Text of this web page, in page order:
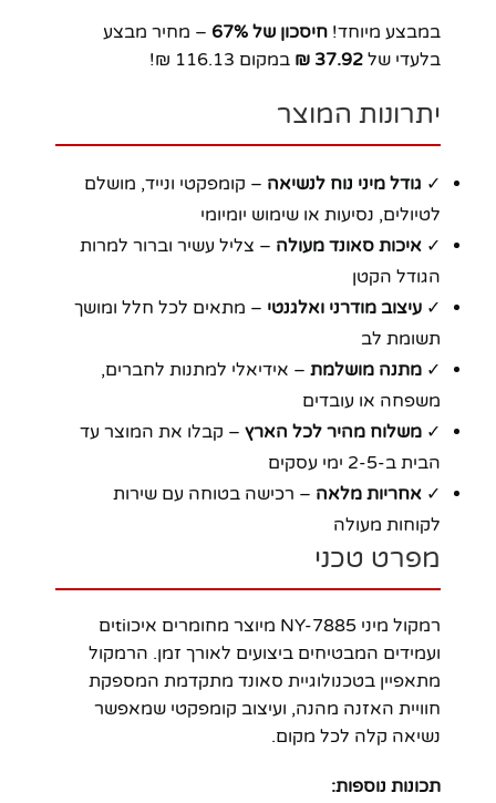
במבצע מיוחד! חיסכון של 67%
– מחיר מבצע
בלעדי של 37.92 ₪ במקום 116.13 ₪!
יתרונות המוצר
✓ גודל מיני נוח לנשיאה – קומפקטי ונייד, מושלם
לטיולים, נסיעות או שימוש יומיומי
✓ איכות סאונד מעולה – צליל עשיר וברור למרות
הגודל הקטן
✓ עיצוב מודרני ואלגנטי – מתאים לכל חלל ומושך
תשומת לב
✓ מתנה מושלמת – אידיאלי למתנות לחברים,
משפחה או עובדים
✓ משלוח מהיר לכל הארץ – קבלו את המוצר עד
הבית ב-2-5 ימי עסקים
✓ אחריות מלאה – רכישה בטוחה עם שירות
לקוחות מעולה
מפרט טכני
רמקול מיני NY-7885 מיוצר מחומרים איכוtiים
ועמידים המבטיחים ביצועים לאורך זמן. הרמקול
מתאפיין בטכנולוגיית סאונד מתקדמת המספקת
חוויית האזנה מהנה, ועיצוב קומפקטי שמאפשר
נשיאה קלה לכל מקום.
תכונות נוספות: